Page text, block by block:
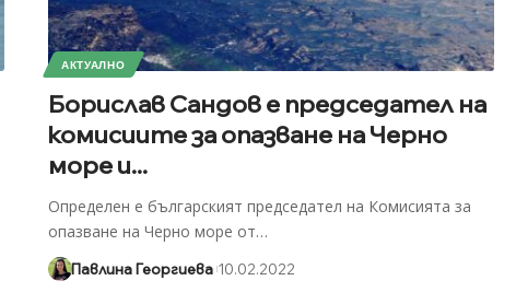
АКТУАЛНО
Борислав Сандов е председател на
комисиите за опазване на Черно
море и...
Определен е българският председател на Комисията за
опазване на Черно море от…
Павлина Георгиева 10.02.2022